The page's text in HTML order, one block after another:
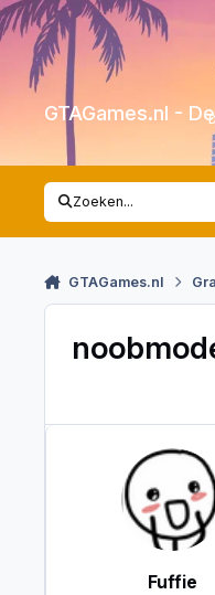
Skip to content
GTAGames.nl -
Zoeken...
GTAGames.nl
Fuffie